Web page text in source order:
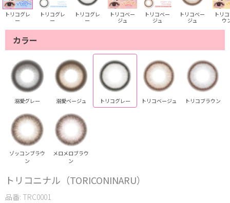
トリコグレ
ー
トリコグレ
ー
トリコグレ
ー
トリコベー
ジュ
トリコベー
ジュ
トリコベー
ジュ
トリ
ウ
カラー
溺愛グレー 溺愛ベージュ トリコグレー トリコベージュ トリコブラウン
ゾッコンブラウ
ン
メロメロブラウ
ン
トリコニナル（TORICONINARU）
品番: TRC0001